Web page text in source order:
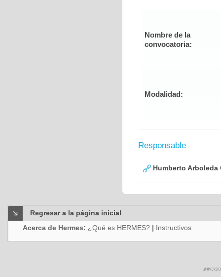
Nombre de la
convocatoria:
Modalidad:
Responsable
Humberto Arboleda
Regresar a la página inicial
Acerca de Hermes: ¿Qué es HERMES? | Instructivos